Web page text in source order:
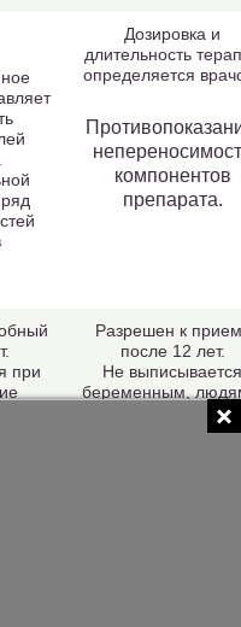
Дозировка и
длительность
определяется
компонентов
препарата.
при
Разрешен к
после 12 лет.
Не выписывается
беременным,
престарелом
возрасте, при